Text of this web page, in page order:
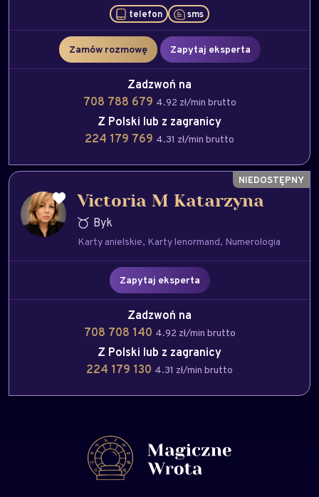
telefon sms
Zamów rozmowę Zapytaj eksperta
Zadzwoń na
708 788 679 4.92 zł/min brutto
Z Polski lub z zagranicy
224 179 769 4.31 zł/min brutto
Victoria M Katarzyna
Byk
Karty anielskie Karty lenormand Numerologia
Zapytaj eksperta
Zadzwoń na
708 708 140 4.92 zł/min brutto
Z Polski lub z zagranicy
224 179 130 4.31 zł/min brutto